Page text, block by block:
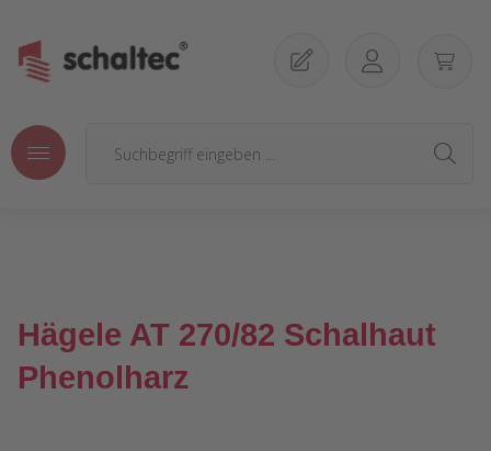
Hägele AT 270/82 Schalhaut
Phenolharz